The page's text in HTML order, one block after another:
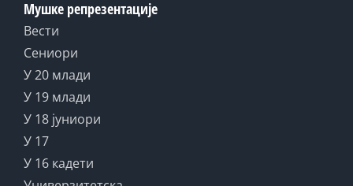
Мушке репрезентације
Вести
Сениори
У 20 млади
У 19 млади
У 18 јуниори
У 17
У 16 кадети